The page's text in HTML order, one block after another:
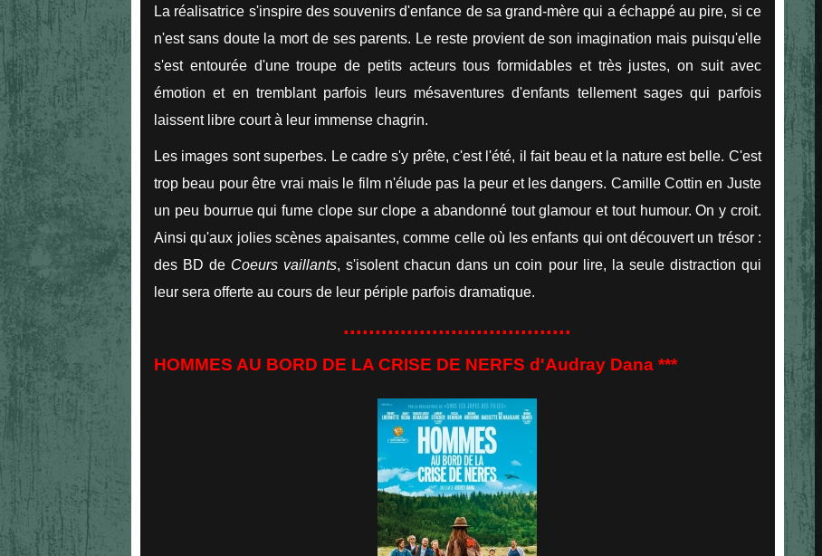
La réalisatrice s'inspire des souvenirs d'enfance de sa grand-mère qui a échappé au pire, si ce
n'est sans doute la mort de ses parents. Le reste provient de son imagination mais puisqu'elle
s'est entourée d'une troupe de petits acteurs tous formidables et très justes, on suit avec
émotion et en tremblant parfois leurs mésaventures d'enfants tellement sages qui parfois
laissent libre court à leur immense chagrin.
Les images sont superbes. Le cadre s'y prête, c'est l'été, il fait beau et la nature est belle. C'est
trop beau pour être vrai mais le film n'élude pas la peur et les dangers. Camille Cottin en Juste
un peu bourrue qui fume clope sur clope a abandonné tout glamour et tout humour. On y croit.
Ainsi qu'aux jolies scènes apaisantes, comme celle où les enfants qui ont découvert un trésor :
des BD de Coeurs vaillants, s'isolent chacun dans un coin pour lire, la seule distraction qui
leur sera offerte au cours de leur périple parfois dramatique.
....................................
HOMMES AU BORD DE LA CRISE DE NERFS d'Audray Dana ***